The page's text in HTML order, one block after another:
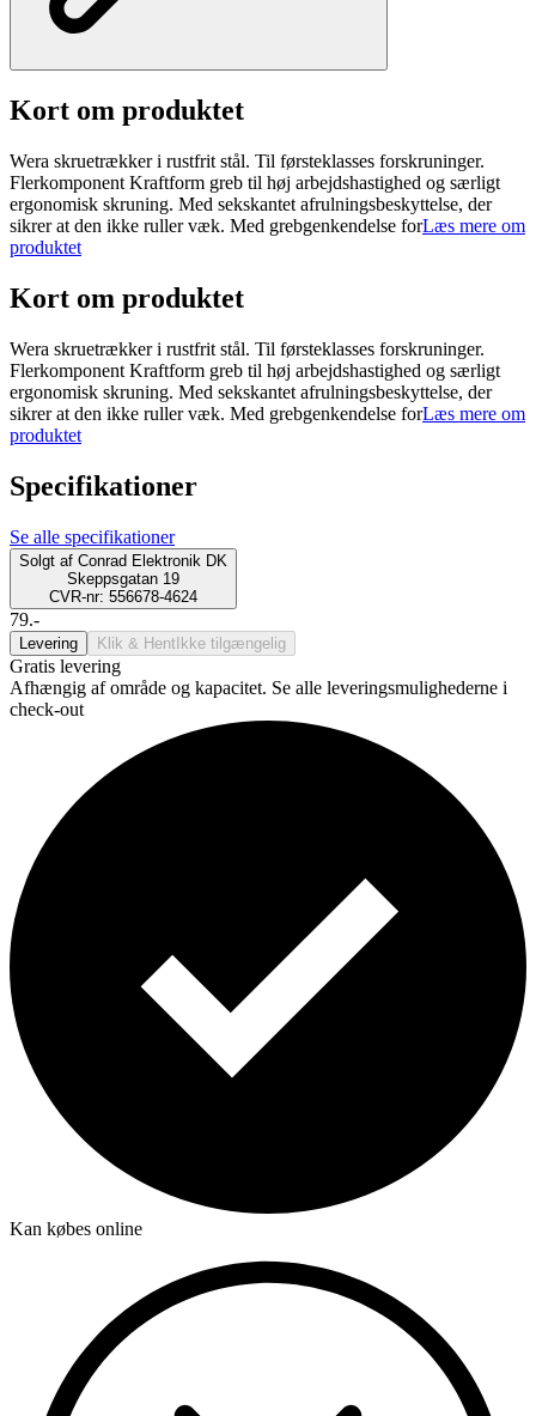
Kort om produktet
Wera skruetrækker i rustfrit stål. Til førsteklasses forskruninger.
Flerkomponent Kraftform greb til høj arbejdshastighed og særligt
ergonomisk skruning. Med sekskantet afrulningsbeskyttelse, der
sikrer at den ikke ruller væk. Med grebgenkendelse forLæs mere om
produktet
Kort om produktet
Wera skruetrækker i rustfrit stål. Til førsteklasses forskruninger.
Flerkomponent Kraftform greb til høj arbejdshastighed og særligt
ergonomisk skruning. Med sekskantet afrulningsbeskyttelse, der
sikrer at den ikke ruller væk. Med grebgenkendelse forLæs mere om
produktet
Specifikationer
Se alle specifikationer
Solgt af Conrad Elektronik DK
Skeppsgatan 19
CVR-nr: 556678-4624
79.-
Levering Klik & Hent Ikke tilgængelig
Gratis levering
Afhængig af område og kapacitet. Se alle leveringsmulighederne i
check-out
Kan købes online